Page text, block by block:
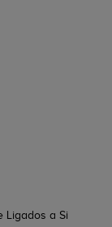
Ligados a Si